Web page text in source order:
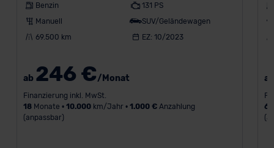
Benzin
131 PS
Manuell
SUV/Geländewagen
69.500 km
EZ: 10/2023
ab 246 €/Monat
Finanzierung inkl. MwSt.
18Monate • 10.000km/Jahr • 1.000 €Anzahlung
(anpassbar)
60